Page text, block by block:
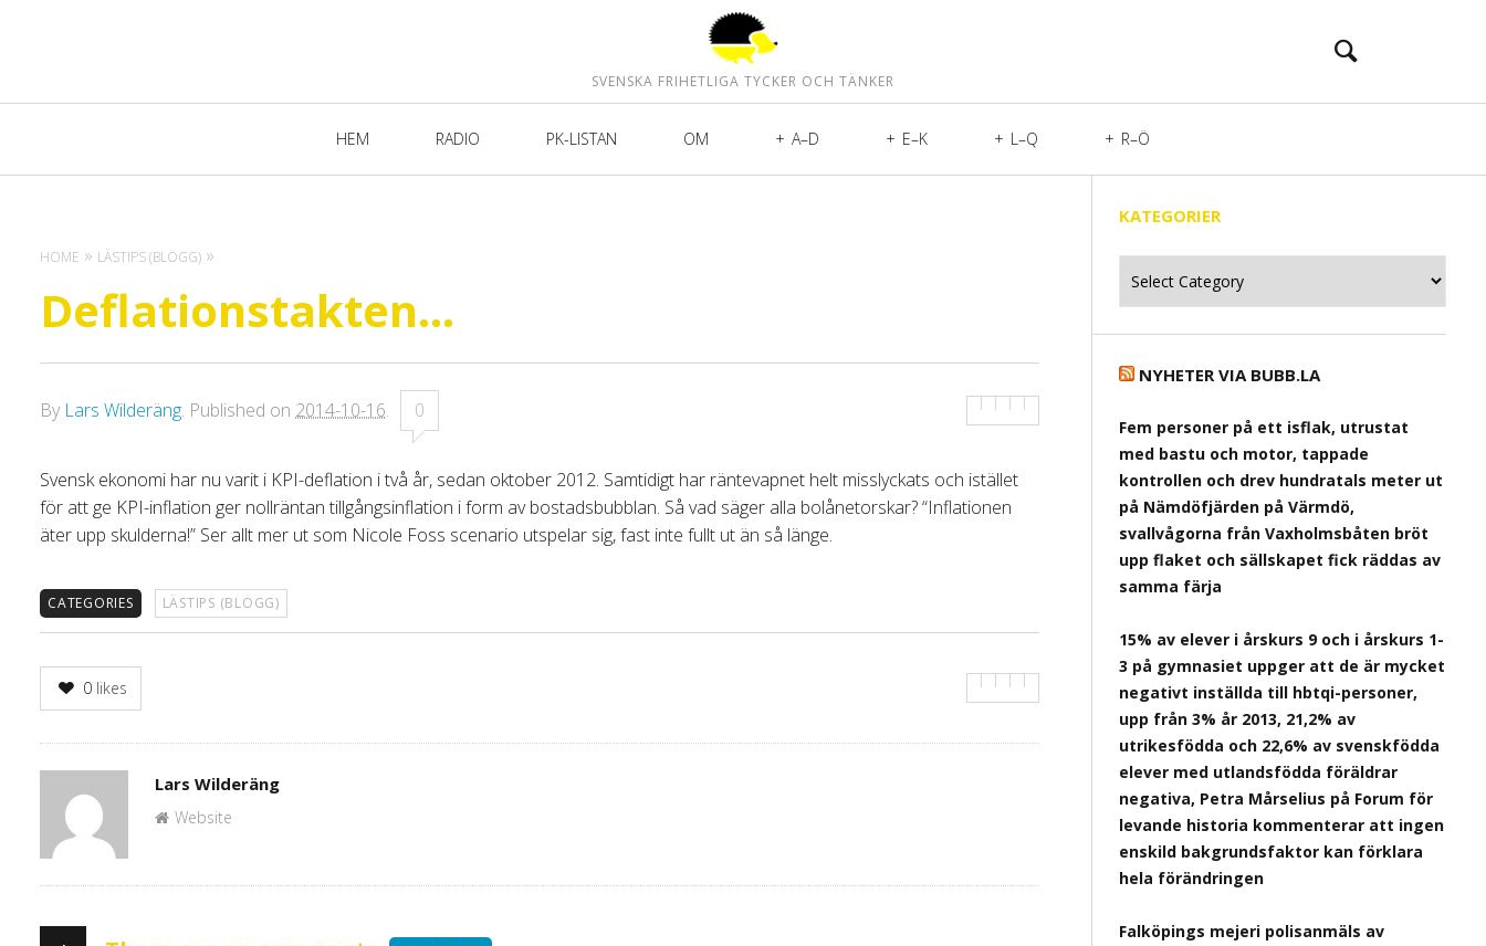
SVENSKA FRIHETLIGA TYCKER OCH TÄNKER
HEM RADIO PK-LISTAN OM A–D E–K L–Q R–Ö
HOME LÄSTIPS (BLOGG)
Deflationstakten…
By Lars Wilderäng. Published on 2014-10-16. 0
Svensk ekonomi har nu varit i KPI-deflation i två år, sedan oktober 2012. Samtidigt har räntevapnet helt misslyckats och istället
för att ge KPI-inflation ger nollräntan tillgångsinflation i form av bostadsbubblan. Så vad säger alla bolånetorskar? “Inflationen
äter upp skulderna!” Ser allt mer ut som Nicole Foss scenario utspelar sig, fast inte fullt ut än så länge.
CATEGORIES LÄSTIPS (BLOGG)
0 likes
Author
Lars Wilderäng
Website
KATEGORIER
NYHETER VIA BUBB.LA
Fem personer på ett isflak, utrustat
med bastu och motor, tappade
kontrollen och drev hundratals meter ut
på Nämdöfjärden på Värmdö,
svallvågorna från Vaxholmsbåten bröt
upp flaket och sällskapet fick räddas av
samma färja
15% av elever i årskurs 9 och i årskurs 1-
3 på gymnasiet uppger att de är mycket
negativt inställda till hbtqi-personer,
upp från 3% år 2013, 21,2% av
utrikesfödda och 22,6% av svenskfödda
elever med utlandsfödda föräldrar
negativa, Petra Mårselius på Forum för
levande historia kommenterar att ingen
enskild bakgrundsfaktor kan förklara
hela förändringen
Falköpings mejeri polisanmäls av